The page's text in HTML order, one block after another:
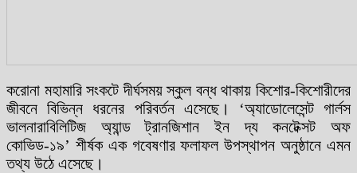
করোনা মহামারি সংকটে দীর্ঘসময় স্কুল বন্ধ থাকায় কিশোর-কিশোরীদের
জীবনে বিভিন্ন ধরনের পরিবর্তন এসেছে। ‘অ্যাডোলেসেন্ট গার্লস
ভালনারাবিলিটিজ অ্যান্ড ট্রানজিশান ইন দ্য কনটেক্সট অফ
কোভিড-১৯’ শীর্ষক এক গবেষণার ফলাফল উপস্থাপন অনুষ্ঠানে এমন
তথ্য উঠে এসেছে।